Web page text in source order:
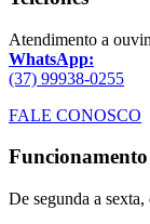
Atendimento a
WhatsApp:
(37) 99938-0255
FALE CONOSCO
Funcionamento
De segunda a sexta,